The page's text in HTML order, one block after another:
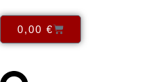
0,00 €